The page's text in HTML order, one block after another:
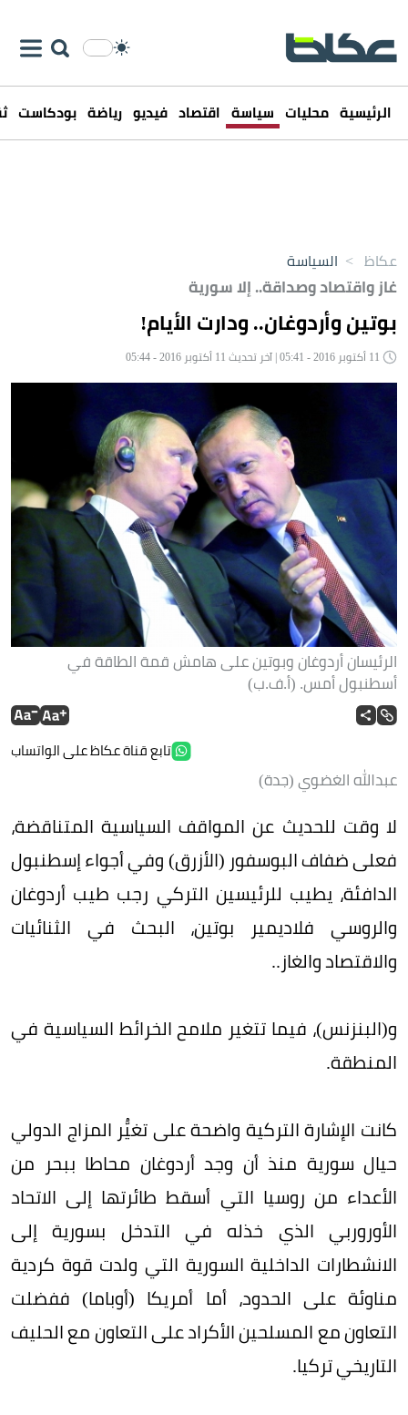
الرئيسية محليات سياسة اقتصاد فيديو رياضة بودكاست
عكاظ > السياسة
غاز واقتصاد وصداقة.. إلا سورية
بوتين وأردوغان.. ودارت الأيام!
الرئيسان أردوغان وبوتين على هامش قمة الطاقة في
أسطنبول أمس. (أ.ف.ب)
تابع قناة عكاظ على الواتساب
عبدالله الغضوي (جدة)
لا وقت للحديث عن المواقف السياسية المتناقضة،
فعلى ضفاف البوسفور (الأزرق) وفي أجواء إسطنبول
الدافئة، يطيب للرئيسين التركي رجب طيب أردوغان
والروسي فلاديمير بوتين، البحث في الثنائيات
والاقتصاد والغاز..
و(البنزنس)، فيما تتغير ملامح الخرائط السياسية في
المنطقة.
كانت الإشارة التركية واضحة على تغيُّر المزاج الدولي
حيال سورية منذ أن وجد أردوغان محاطا ببحر من
الأعداء من روسيا التي أسقط طائرتها إلى الاتحاد
الأوروربي الذي خذله في التدخل بسورية إلى
الانشطارات الداخلية السورية التي ولدت قوة كردية
مناوئة على الحدود، أما أمريكا (أوباما) ففضلت
التعاون مع المسلحين الأكراد على التعاون مع الحليف
التاريخي تركيا.